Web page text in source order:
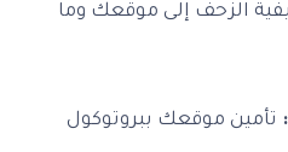
الزحف إلى موقعك وما
تأمين موقعك ببروتوكول